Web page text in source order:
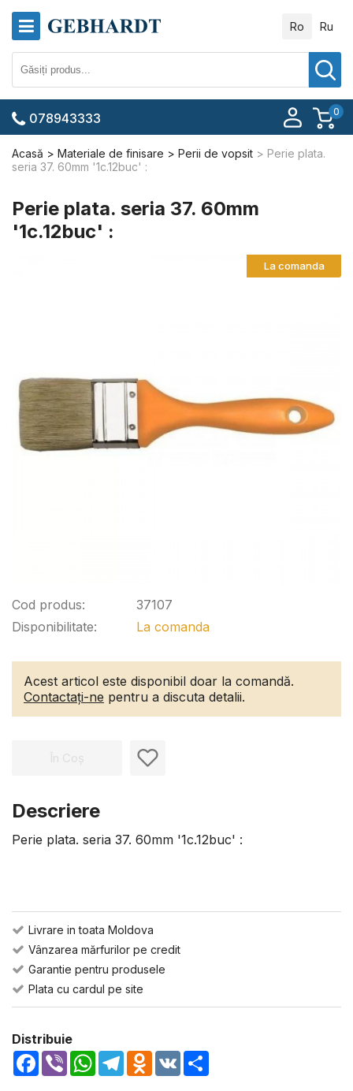
Ro Ru
0
078943333
Acasă Materiale de finisare Perii de vopsit
Perie plata.
seria 37. 60mm '1c.12buc' :
Perie plata. seria 37. 60mm
'1c.12buc' :
La comanda
Cod produs:
Disponibilitate:
37107
La comanda
Acest articol este disponibil doar la comandă.
Contactați-ne pentru a discuta detalii.
În Coș
Descriere
Perie plata. seria 37. 60mm '1c.12buc' :
Livrare in toata Moldova
Vânzarea mărfurilor pe credit
Garantie pentru produsele
Plata cu cardul pe site
Distribuie
Facebook
Viber WhatsApp
TelegramOdnoklassniki
VK